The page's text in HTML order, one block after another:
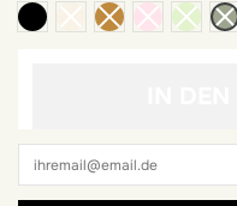
schwarz